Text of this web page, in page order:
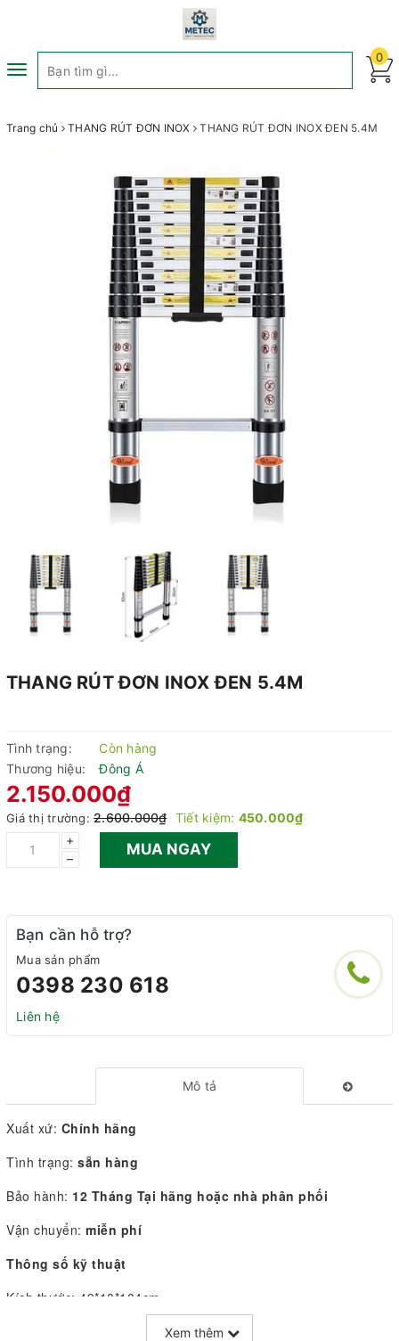
Toggle
navigation
0
Trang chủ THANG RÚT ĐƠN INOX THANG RÚT ĐƠN INOX ĐEN 5.4M
THANG RÚT ĐƠN INOX ĐEN 5.4M
Tình trạng:
Còn hàng
Thương hiệu:
Đông Á
2.150.000₫
Giá thị trường: 2.600.000₫ Tiết kiệm: 450.000₫
+
–
MUA NGAY
Bạn cần hỗ trợ?
Mua sản phẩm
0398 230 618
Liên hệ
Mô tả
Xuất xứ: Chính hãng
Tình trạng: sẵn hàng
Bảo hành: 12 Tháng Tại hãng hoặc nhà phân phối
Vận chuyển: miễn phí
Thông số kỹ thuật
Kích thước: 49*10*104cm
Xem thêm